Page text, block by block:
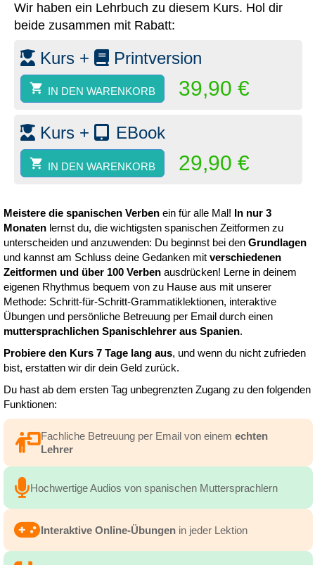
Verben.
Meistere
Zeitformen
Monaten.
Menge
Wir haben ein Lehrbuch zu diesem Kurs. Hol dir
beide zusammen mit Rabatt:
Kurs + Printversion
IN DEN WARENKORB 39,90 €
Kurs + EBook
IN DEN WARENKORB 29,90 €
Meistere die spanischen Verben ein für alle Mal! In nur 3
Monaten lernst du, die wichtigsten spanischen Zeitformen zu
unterscheiden und anzuwenden: Du beginnst bei den Grundlagen
und kannst am Schluss deine Gedanken mit verschiedenen
Zeitformen und über 100 Verben ausdrücken! Lerne in deinem
eigenen Rhythmus bequem von zu Hause aus mit unserer
Methode: Schritt-für-Schritt-Grammatiklektionen, interaktive
Übungen und persönliche Betreuung per Email durch einen
muttersprachlichen Spanischlehrer aus Spanien.
Probiere den Kurs 7 Tage lang aus, und wenn du nicht zufrieden
bist, erstatten wir dir dein Geld zurück.
Du hast ab dem ersten Tag unbegrenzten Zugang zu den folgenden
Funktionen:
Fachliche Betreuung per Email von einem echten
Lehrer
Hochwertige Audios von spanischen Muttersprachlern
Interaktive Online-Übungen in jeder Lektion